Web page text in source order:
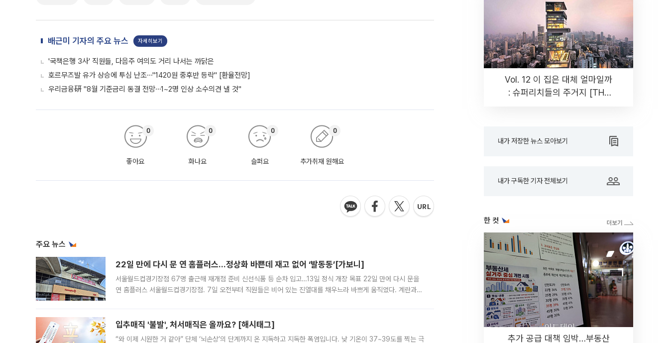
배근미 기자의 주요 뉴스 자세히보기
'국책은행 3사' 직원들, 다음주 여의도 거리 나서는 까닭은
호르무즈발 유가 상승에 투심 난조⋯"1420원 중후반 등락" [환율전망]
우리금융硏 "8월 기준금리 동결 전망⋯1~2명 인상 소수의견 낼 것"
좋아요
0
화나요
0
슬퍼요
0
추가취재 원해요
0
주요 뉴스
22일 만에 다시 문 연 홈플러스…정상화 바쁜데 재고 없어 ‘발동동’[가보니]
서울월드컵경기장점 67명 출근해 재개점 준비 신선식품 등 순차 입고…13일 정식 개장 목표 22일 만에 다시 문을
연 홈플러스 서울월드컵경기장점. 7일 오전부터 직원들은 비어 있는 진열대를 채우느라 바쁘게 움직였다. 계란과
입추매직 '불발', 처서매직은 올까요? [해시태그]
“와 이제 시원한 거 같아” 단체 ‘뇌손상’의 단계까지 온 지독하고 지독한 폭염입니다. 낮 기온이 37~39도를 찍는 극
Vol. 12 이 집은 대체 얼마일까
: 슈퍼리치들의 주거지 [THE
내가 저장한 뉴스 모아보기
내가 구독한 기자 전체보기
한 컷
추가 공급 대책 임박…부동산